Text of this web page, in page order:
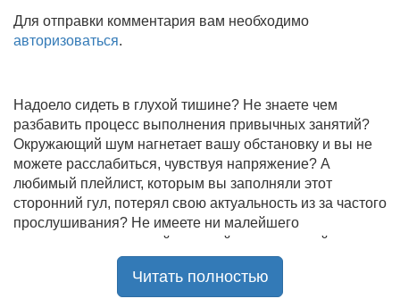
Для отправки комментария вам необходимо
авторизоваться.
Надоело сидеть в глухой тишине? Не знаете чем
разбавить процесс выполнения привычных занятий?
Окружающий шум нагнетает вашу обстановку и вы не
можете расслабиться, чувствуя напряжение? А
любимый плейлист, которым вы заполняли этот
сторонний гул, потерял свою актуальность из за частого
прослушивания? Не имеете ни малейшего
представления, где найти новый качественный контент
на замену старому? В таком случае вы обратились по
Читать полностью